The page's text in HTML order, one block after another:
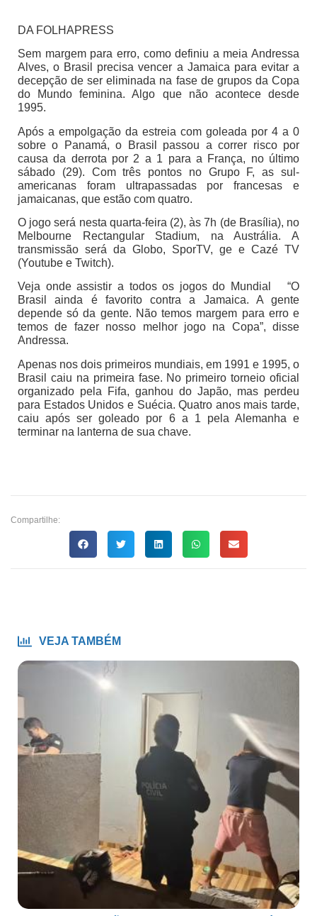
DA FOLHAPRESS
Sem margem para erro, como definiu a meia Andressa
Alves, o Brasil precisa vencer a Jamaica para evitar a
decepção de ser eliminada na fase de grupos da Copa
do Mundo feminina. Algo que não acontece desde
1995.
Após a empolgação da estreia com goleada por 4 a 0
sobre o Panamá, o Brasil passou a correr risco por
causa da derrota por 2 a 1 para a França, no último
sábado (29). Com três pontos no Grupo F, as sul-
americanas foram ultrapassadas por francesas e
jamaicanas, que estão com quatro.
O jogo será nesta quarta-feira (2), às 7h (de Brasília), no
Melbourne Rectangular Stadium, na Austrália. A
transmissão será da Globo, SporTV, ge e Cazé TV
(Youtube e Twitch).
Veja onde assistir a todos os jogos do Mundial “O
Brasil ainda é favorito contra a Jamaica. A gente
depende só da gente. Não temos margem para erro e
temos de fazer nosso melhor jogo na Copa”, disse
Andressa.
Apenas nos dois primeiros mundiais, em 1991 e 1995, o
Brasil caiu na primeira fase. No primeiro torneio oficial
organizado pela Fifa, ganhou do Japão, mas perdeu
para Estados Unidos e Suécia. Quatro anos mais tarde,
caiu após ser goleado por 6 a 1 pela Alemanha e
terminar na lanterna de sua chave.
Compartilhe:
VEJA TAMBÉM